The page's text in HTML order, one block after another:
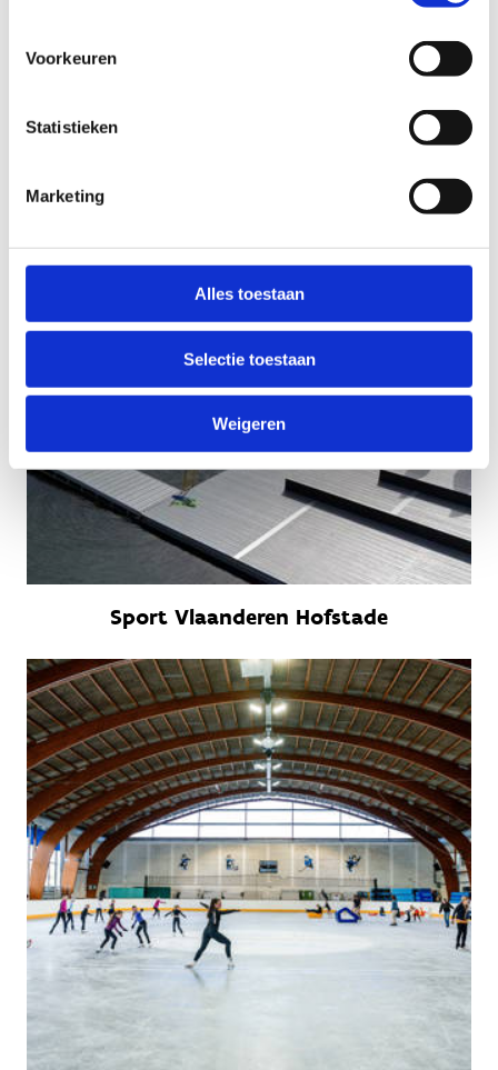
Voorkeuren
Statistieken
Marketing
Alles toestaan
Selectie toestaan
Weigeren
Sport Vlaanderen Heusden-Zolder
Sport Vlaanderen Hofstade